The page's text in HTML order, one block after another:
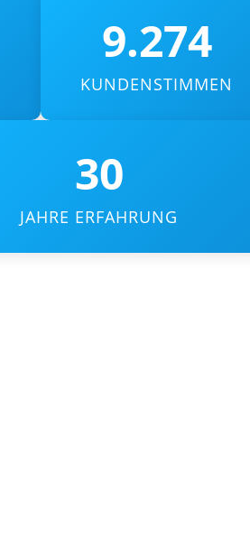
9.274
KUNDENSTIMMEN
30
JAHRE ERFAHRUNG